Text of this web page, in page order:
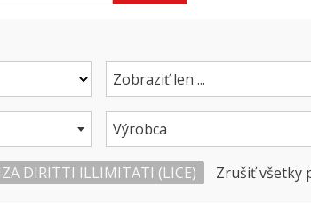
Zobraziť len ...
Výrobca
DIRITTI ILLIMITATI (LICE) Zrušiť všetky